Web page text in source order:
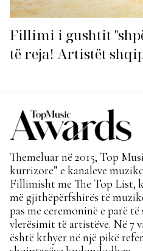
Fillimi i gushtit
të reja! Artistët
Themeluar në 2015, Top
kurrizore” e kanaleve
Fillimisht me The Top List,
më gjithëpërfshirës të
pas me ceremoninë e parë
vlerësimit të artistëve. Në 7
është kthyer në një pikë